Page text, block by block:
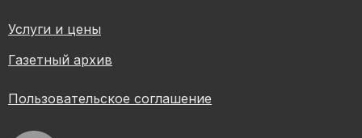
Услуги и цены
Газетный архив
Пользовательское соглашение